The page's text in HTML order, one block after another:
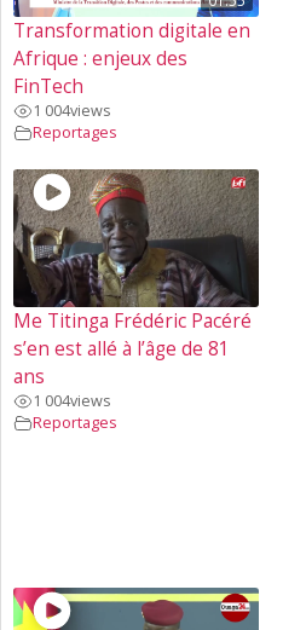
Transformation digitale en
Afrique : enjeux des
FinTech
1 004views
Reportages
Me Titinga Frédéric Pacéré
s’en est allé à l’âge de 81
ans
1 004views
Reportages